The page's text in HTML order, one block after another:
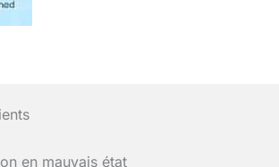
en mauvais état